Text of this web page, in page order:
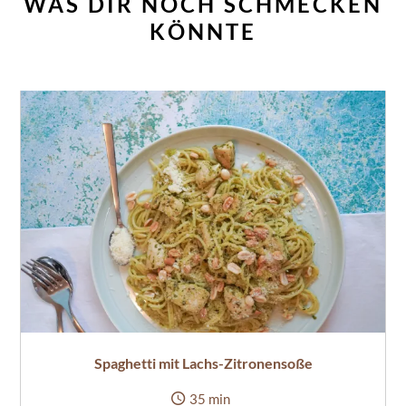
KÖNNTE
Spaghetti mit Lachs-Zitronensoße
35 min